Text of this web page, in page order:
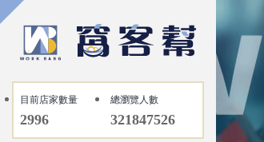
目前店家數量
2996
總瀏覽人數
321847526